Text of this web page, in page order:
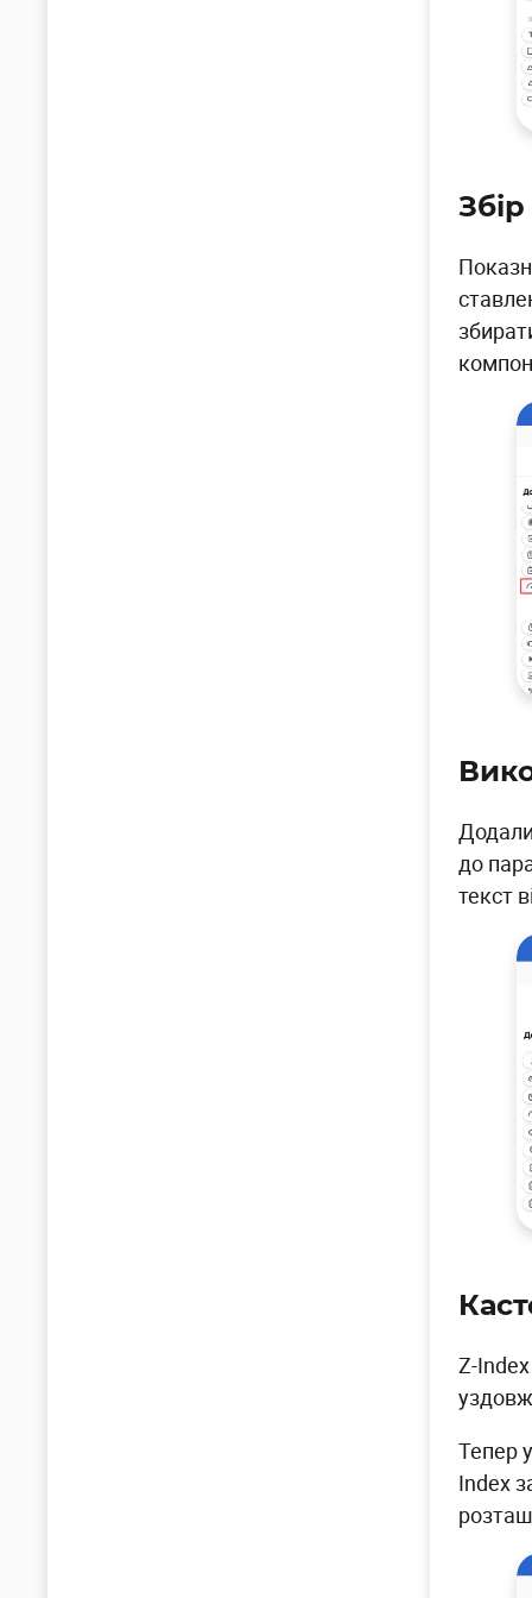
Збір
до
текст
Z-
уздовж
Тепер
Index